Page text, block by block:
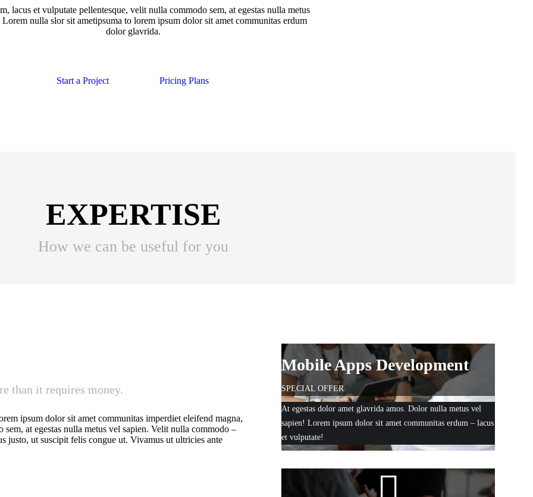
lacus et vulputate pellentesque, velit nulla commodo sem, at egestas nulla metus
nulla slor sit ametipsuma to lorem ipsum dolor sit amet communitas erdum
dolor glavrida.
Start a Project Pricing Plans
EXPERTISE
How we can be useful for you
than it requires money.
ipsum dolor sit amet communitas imperdiet eleifend magna,
at egestas nulla metus vel sapien. Velit nulla commodo –
justo, ut suscipit felis congue ut. Vivamus ut ultricies ante
Mobile Apps Development
SPECIAL OFFER
At egestas dolor amet glavrida amos. Dolor nulla metus vel
sapien! Lorem ipsum dolor sit amet communitas erdum – lacus
et vulputate!